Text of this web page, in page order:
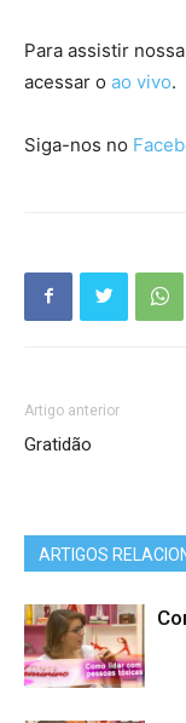
Para assistir
acessar o ao vivo.
Siga-nos no
Artigo anterior
Gratidão
ARTIGOS